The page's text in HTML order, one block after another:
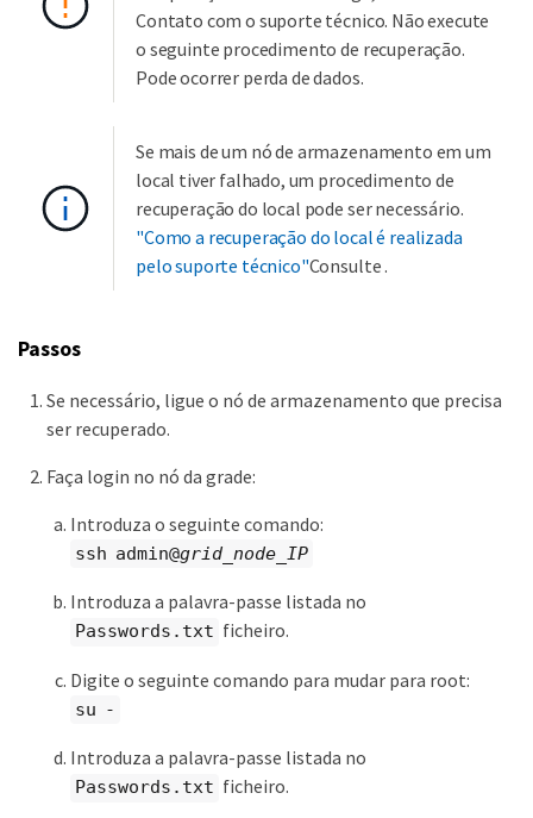
Contato com o suporte técnico. Não execute
o seguinte procedimento de recuperação.
Pode ocorrer perda de dados.
Se mais de um nó de armazenamento em um
local tiver falhado, um procedimento de
recuperação do local pode ser necessário.
"Como a recuperação do local é realizada
pelo suporte técnico"Consulte .
Passos
Se necessário, ligue o nó de armazenamento que precisa
ser recuperado.
Faça login no nó da grade:
Introduza o seguinte comando:
ssh admin@grid_node_IP
Introduza a palavra-passe listada no
Passwords.txt ficheiro.
Digite o seguinte comando para mudar para root:
su -
Introduza a palavra-passe listada no
Passwords.txt ficheiro.